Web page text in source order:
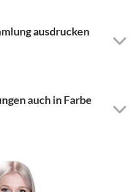
ausdrucken
auch in Farbe